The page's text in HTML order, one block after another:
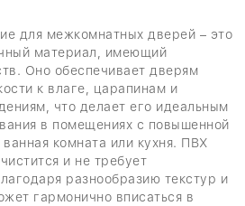
для межкомнатных дверей – это
материал, имеющий
Оно обеспечивает дверям
к влаге, царапинам и
что делает его идеальным
в помещениях с повышенной
комната или кухня. ПВХ
и не требует
разнообразию текстур и
гармонично вписаться в